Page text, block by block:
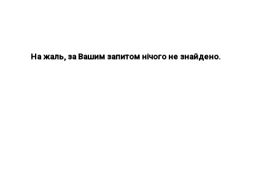
На жаль, за Вашим запитом нічого не знайдено.